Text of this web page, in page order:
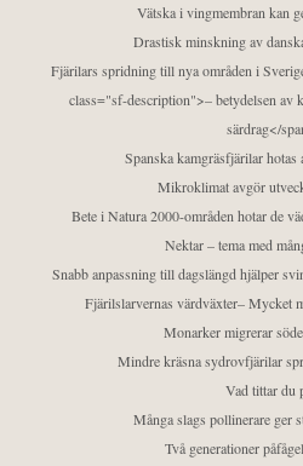
Vätska i vingmembran kan
Drastisk minskning av
Fjärilars spridning till nya områden i
class="sf-description">– betydelsen av
särdrag</
Spanska kamgräsfjärilar hotas
Mikroklimat avgör
Bete i Natura 2000-områden hotar de
Nektar – tema med
Snabb anpassning till dagslängd hjälper
Fjärilslarvernas värdväxter– Mycket
Monarker migrerar
Mindre kräsna sydrovfjärilar
Vad tittar du
Många slags pollinerare ger
Två generationer